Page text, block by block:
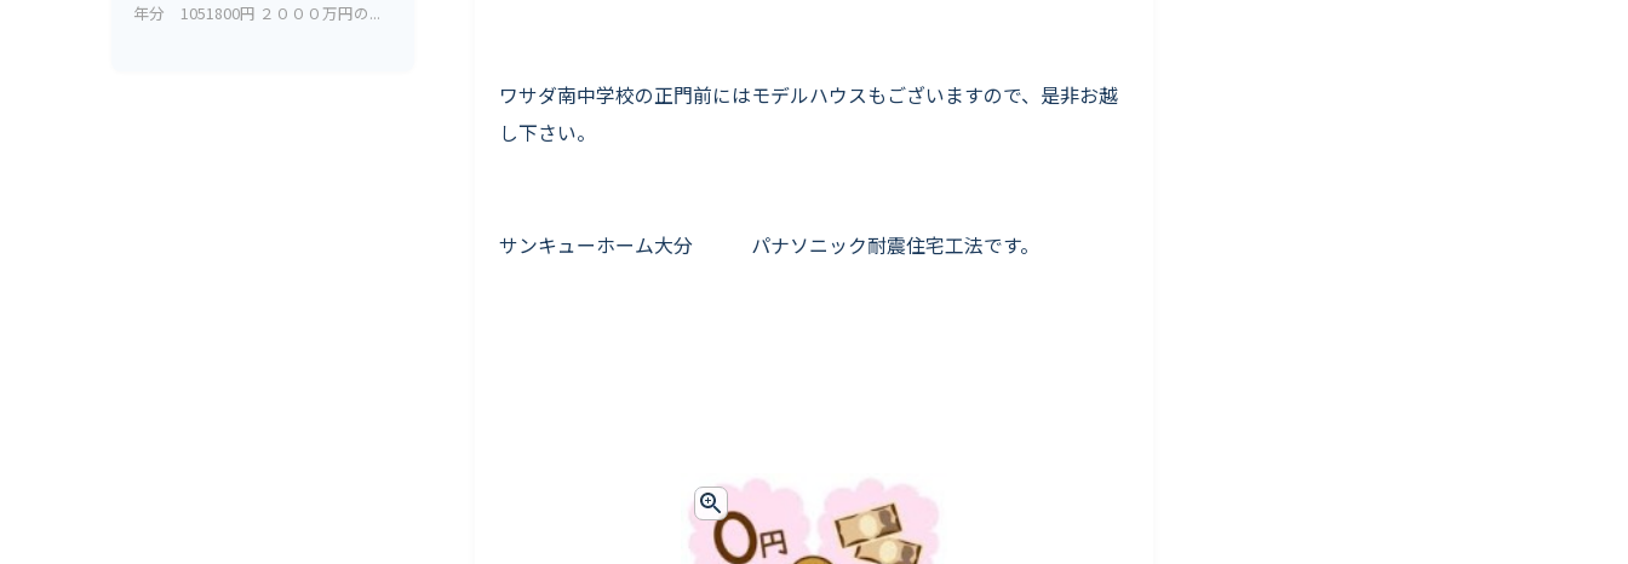
ワサダ南中学校の正門前にはモデルハウスもございますので、是非お越
し下さい。
サンキューホーム大分 パナソニック耐震住宅工法です。
年分 1051800円 ２０００万円の...